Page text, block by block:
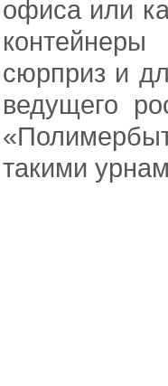
офиса или
сюрприз и
ведущего
такими